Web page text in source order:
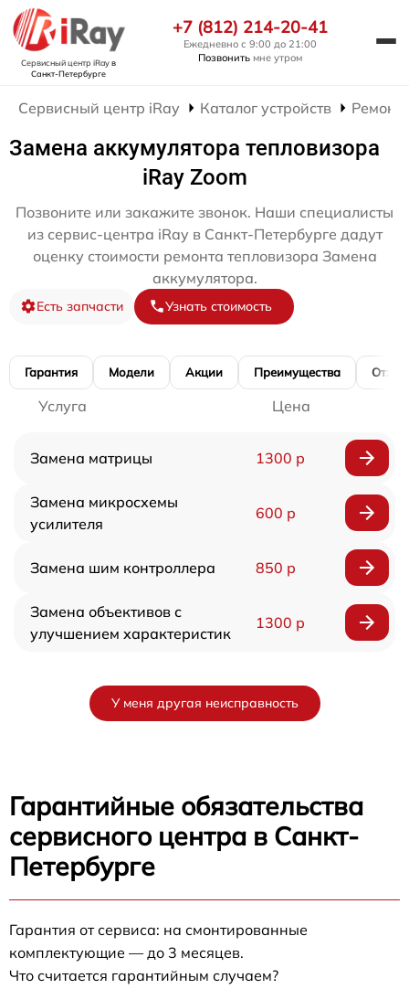
Сервисный центр iRayв
Санкт-Петербурге
+7 (812) 214-20-41
Ежедневно с 9:00 до 21:00
Позвонить мне утром
Сервисный центр iRay Каталог устройств Ремонт
Замена аккумулятора тепловизора
iRay Zoom
Позвоните или закажите звонок. Наши специалисты
из сервис-центра iRay в Санкт-Петербурге дадут
оценку стоимости ремонта тепловизора Замена
аккумулятора.
Есть запчасти Узнать стоимость
Гарантия Модели Акции Преимущества
Услуга Цена
Замена матрицы 1300 р
Замена микросхемы
усилителя
600 р
Замена шим контроллера 850 р
Замена объективов с
улучшением характеристик
1300 р
У меня другая неисправность
Гарантийные обязательства
сервисного центра в Санкт-
Петербурге
Гарантия от сервиса: на смонтированные
комплектующие — до 3 месяцев.
Что считается гарантийным случаем?